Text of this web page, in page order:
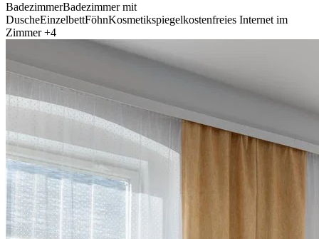
BadezimmerBadezimmer mit
DuscheEinzelbettFöhnKosmetikspiegelkostenfreies Internet im
Zimmer +4